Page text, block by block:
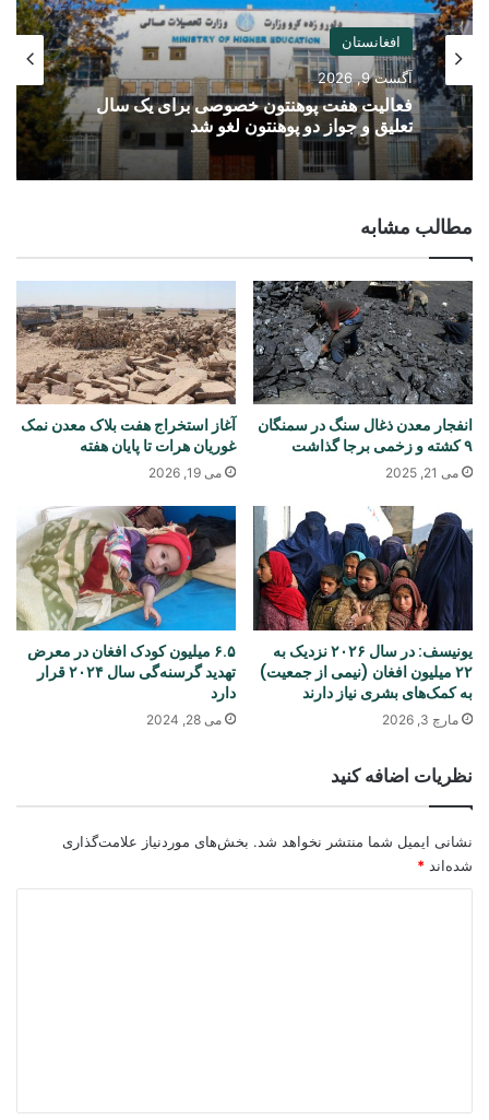
افغانستان
آگست 9, 2026
فعالیت هفت پوهنتون خصوصی برای یک سال
تعلیق و جواز دو پوهنتون لغو شد
مطالب مشابه
انفجار معدن ذغال سنگ در سمنگان
۹ کشته و زخمی برجا گذاشت
می 21, 2025
آغاز استخراج هفت بلاک معدن نمک
غوریان هرات تا پایان هفته
می 19, 2026
یونیسف: در سال ۲۰۲۶ نزدیک به
۲۲ میلیون افغان (نیمی از جمعیت)
به کمک‌های بشری نیاز دارند
مارچ 3, 2026
۶.۵ میلیون کودک افغان در معرض
تهدید گرسنه‌گی سال ۲۰۲۴ قرار
دارد
می 28, 2024
نظریات اضافه کنید
نشانی ایمیل شما منتشر نخواهد شد. بخش‌های موردنیاز علامت‌گذاری
شده‌اند *